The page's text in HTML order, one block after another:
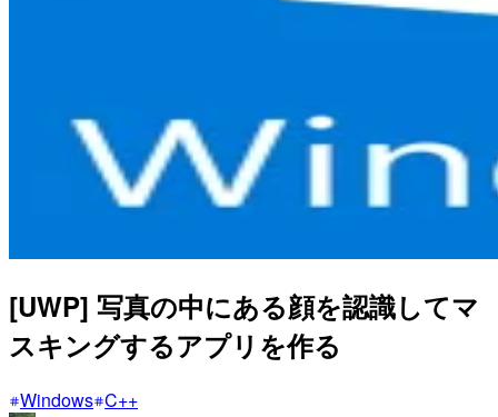
[UWP] 写真の中にある顔を認識してマ
スキングするアプリを作る
Windows C++